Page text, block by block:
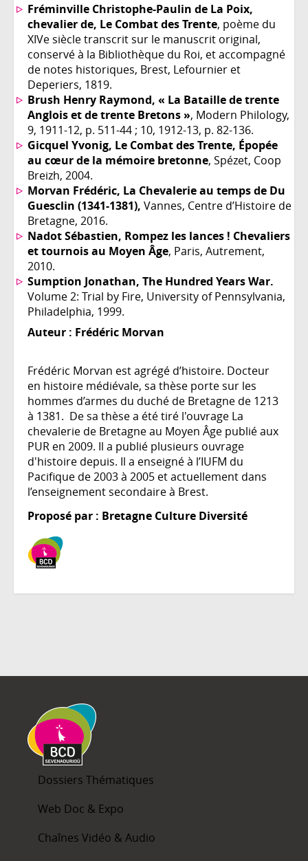
Fréminville Christophe-Paulin de La Poix,
chevalier de, Le Combat des Trente, poème du
XIVe siècle transcrit sur le manuscrit original,
conservé à la Bibliothèque du Roi, et accompagné
de notes historiques, Brest, Lefournier et
Deperiers, 1819.
Brush Henry Raymond, « La Bataille de trente
Anglois et de trente Bretons », Modern Philology,
9, 1911-12, p. 511-44 ; 10, 1912-13, p. 82-136.
Gicquel Yvonig, Le Combat des Trente, Épopée
au cœur de la mémoire bretonne, Spézet, Coop
Breizh, 2004.
Morvan Frédéric, La Chevalerie au temps de Du
Guesclin (1341-1381), Vannes, Centre d’Histoire de
Bretagne, 2016.
Nadot Sébastien, Rompez les lances ! Chevaliers
et tournois au Moyen Âge, Paris, Autrement,
2010.
Sumption Jonathan, The Hundred Years War.
Volume 2: Trial by Fire, University of Pennsylvania,
Philadelphia, 1999.
Auteur : Frédéric Morvan
Frédéric Morvan est agrégé d’histoire. Docteur
en histoire médiévale, sa thèse porte sur les
hommes d’armes du duché de Bretagne de 1213
à 1381. De sa thèse a été tiré l'ouvrage La
chevalerie de Bretagne au Moyen Âge publié aux
PUR en 2009. Il a publié plusieurs ouvrage
d'histoire depuis. Il a enseigné à l’IUFM du
Pacifique de 2003 à 2005 et actuellement dans
l’enseignement secondaire à Brest.
Proposé par : Bretagne Culture Diversité
Dossiers Thématiques
Web Doc & Expo
Chaînes Vidéo & Audio